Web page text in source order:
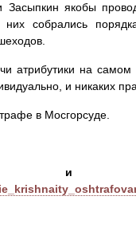
якобы
них собрались
атрибутики на
и никаких
в Мосгорсуде.